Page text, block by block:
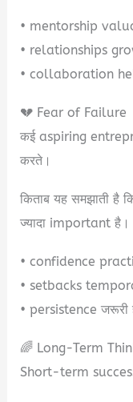
• mentorship
• relationships
• collaboration
💔 Fear of Failure
कई aspiring
करते।
किताब यह समझाती
ज्यादा important है।
• confidence
• setbacks
• persistence जरूरी
🌈 Long-Term
Short-term